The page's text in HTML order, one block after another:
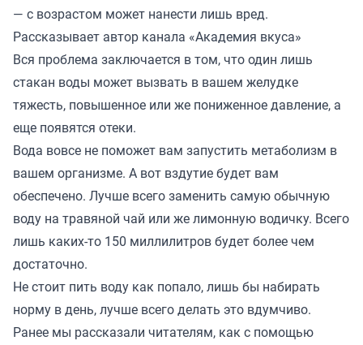
— с возрастом может нанести лишь вред.
Рассказывает автор канала «Академия вкуса»
Вся проблема заключается в том, что один лишь
стакан воды может вызвать в вашем желудке
тяжесть, повышенное или же пониженное давление, а
еще появятся отеки.
Вода вовсе не поможет вам запустить метаболизм в
вашем организме. А вот вздутие будет вам
обеспечено. Лучше всего заменить самую обычную
воду на травяной чай или же лимонную водичку. Всего
лишь каких-то 150 миллилитров будет более чем
достаточно.
Не стоит пить воду как попало, лишь бы набирать
норму в день, лучше всего делать это вдумчиво.
Ранее мы рассказали читателям, как с помощью